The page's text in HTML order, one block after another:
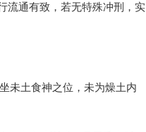
流通有致，若无特殊冲刑，实
未土食神之位，未为燥土内